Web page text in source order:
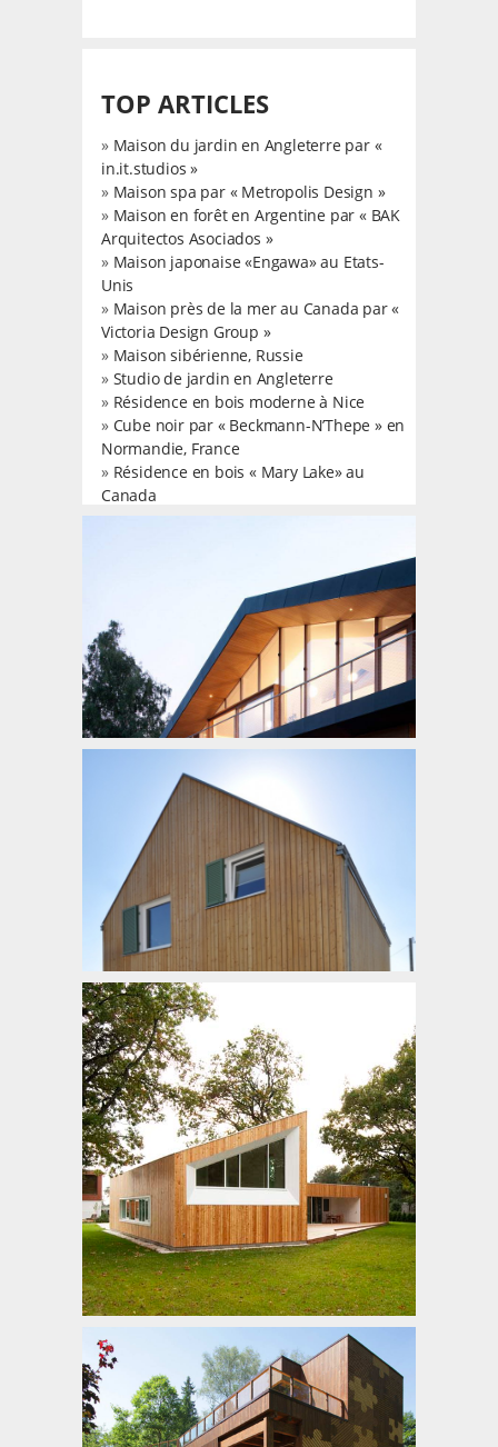
TOP ARTICLES
» Maison du jardin en Angleterre par «
in.it.studios »
» Maison spa par « Metropolis Design »
» Maison en forêt en Argentine par « BAK
Arquitectos Asociados »
» Maison japonaise «Engawa» au Etats-
Unis
» Maison près de la mer au Canada par «
Victoria Design Group »
» Maison sibérienne, Russie
» Studio de jardin en Angleterre
» Résidence en bois moderne à Nice
» Cube noir par « Beckmann-N’Thepe » en
Normandie, France
» Résidence en bois « Mary Lake» au
Canada